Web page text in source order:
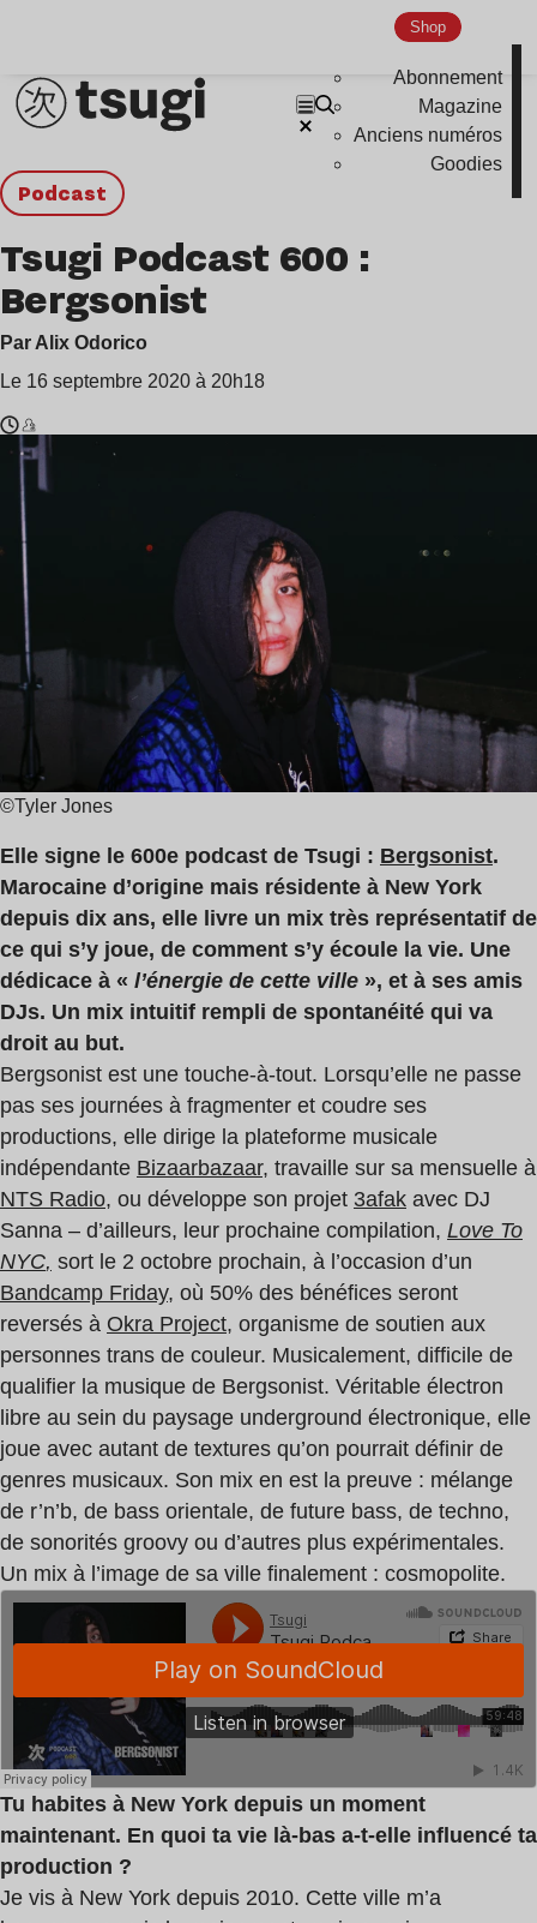
Shop
Abonnement
Magazine
Anciens numéros
Goodies
podcast
Tsugi Podcast 600 :
Bergsonist
Par Alix Odorico
Le 16 septembre 2020 à 20h18
Temps
lecture
min
Bergsonist
©Tyler Jones
Elle signe le 600e podcast de Tsugi : Bergsonist.
Marocaine d’origine mais résidente à New York
depuis dix ans, elle livre un mix très représentatif de
ce qui s’y joue, de comment s’y écoule la vie. Une
dédicace à « l’énergie de cette ville », et à ses amis
DJs. Un mix intuitif rempli de spontanéité qui va
droit au but.
Bergsonist est une touche-à-tout. Lorsqu’elle ne passe
pas ses journées à fragmenter et coudre ses
productions, elle dirige la plateforme musicale
indépendante Bizaarbazaar, travaille sur sa mensuelle à
NTS Radio, ou développe son projet 3afak avec DJ
Sanna – d’ailleurs, leur prochaine compilation, Love To
NYC, sort le 2 octobre prochain, à l’occasion d’un
Bandcamp Friday, où 50% des bénéfices seront
reversés à Okra Project, organisme de soutien aux
personnes trans de couleur. Musicalement, difficile de
qualifier la musique de Bergsonist. Véritable électron
libre au sein du paysage underground électronique, elle
joue avec autant de textures qu’on pourrait définir de
genres musicaux. Son mix en est la preuve : mélange
de r’n’b, de bass orientale, de future bass, de techno,
de sonorités groovy ou d’autres plus expérimentales.
Un mix à l’image de sa ville finalement : cosmopolite.
Tu habites à New York depuis un moment
maintenant. En quoi ta vie là-bas a-t-elle influencé ta
production ?
Je vis à New York depuis 2010. Cette ville m’a